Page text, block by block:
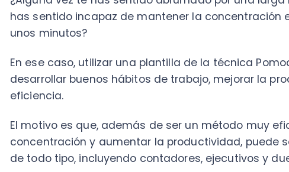
En ese caso, utilizar una plantilla de la técnica Pomodoro
desarrollar buenos hábitos de trabajo, mejorar la
eficiencia.
El motivo es que, además de ser un método muy eficaz
concentración y aumentar la productividad, puede ser
de todo tipo, incluyendo contadores, ejecutivos y dueños
Así que, en este post, te explicaremos en detalle qué es
cuáles son sus pasos, cómo realizarla y qué tan efectiva